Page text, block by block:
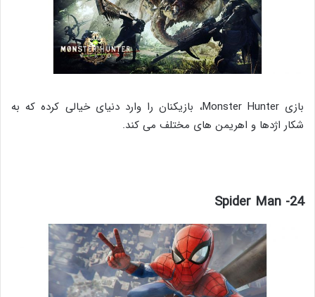
بازی Monster Hunter، بازیکنان را وارد دنیای خیالی کرده که به
شکار اژدها و اهریمن های مختلف می کند.
24- Spider Man